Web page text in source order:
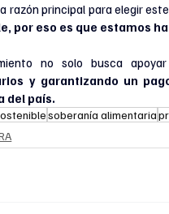
razón principal para elegir
por eso es que estamos
y garantizando un
del país.
soberanía alimentaria